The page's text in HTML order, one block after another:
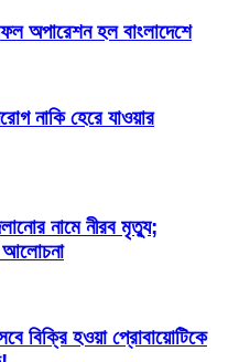
অপারেশন হল বাংলাদেশে
নাকি হেরে যাওয়ার
নামে নীরব মৃত্যু;
আলোচনা
বিক্রি হওয়া প্রোবায়োটিকে